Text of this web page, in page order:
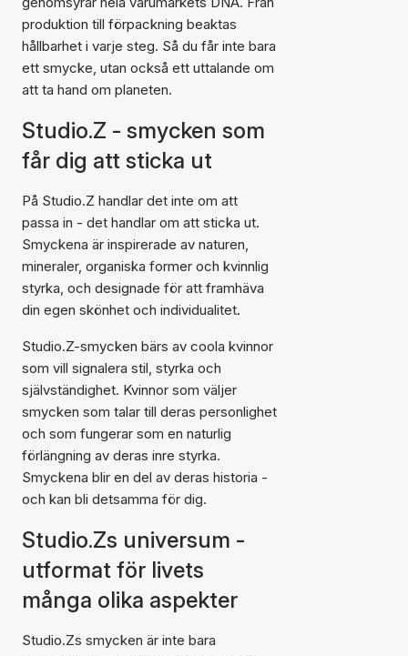
produktion till förpackning beaktas
hållbarhet i varje steg. Så du får inte bara
ett smycke, utan också ett uttalande om
att ta hand om planeten.
Studio.Z - smycken som
får dig att sticka ut
På Studio.Z handlar det inte om att
passa in - det handlar om att sticka ut.
Smyckena är inspirerade av naturen,
mineraler, organiska former och kvinnlig
styrka, och designade för att framhäva
din egen skönhet och individualitet.
Studio.Z-smycken bärs av coola kvinnor
som vill signalera stil, styrka och
självständighet. Kvinnor som väljer
smycken som talar till deras personlighet
och som fungerar som en naturlig
förlängning av deras inre styrka.
Smyckena blir en del av deras historia -
och kan bli detsamma för dig.
Studio.Zs universum -
utformat för livets
många olika aspekter
Studio.Zs smycken är inte bara